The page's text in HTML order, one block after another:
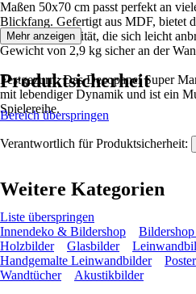
Maßen 50x70 cm passt perfekt an
Blickfang. Gefertigt aus MDF, bietet
langlebige Qualität, die sich leicht
Gewicht von 2,9 kg sicher an der
Festgezurrt: Das Decopanel Super
mit lebendiger Dynamik und ist ein
Spielereihe.
Mehr anzeigen
Produktsicherheit
Bereich überspringen
Verantwortlich für Produktsicherheit:
Weitere Kategorien
Liste überspringen
Innendeko & Bildershop
Holzbilder
Glasbilder
Handgemalte Leinwandbilder
Poster
Wandtücher
Akustikbilder